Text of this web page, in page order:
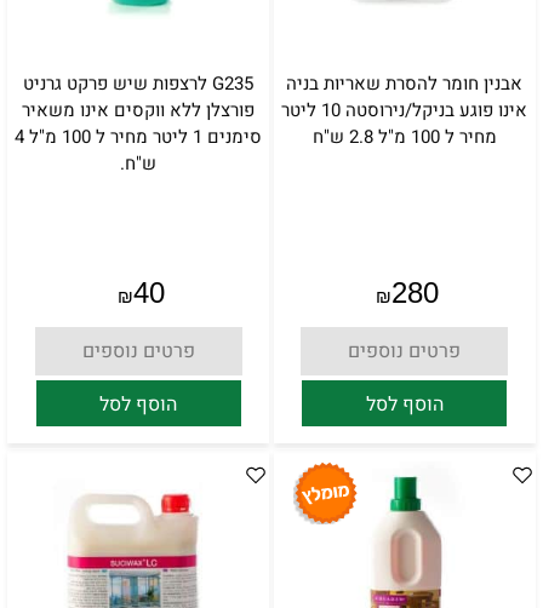
אבנין חומר להסרת שאריות בניה
אינו פוגע בניקל/נירוסטה 10 ליטר
מחיר ל 100 מ"ל 2.8 ש"ח
₪280
פרטים נוספים
הוסף לסל
G235 לרצפות שיש פרקט גרניט
פורצלן ללא ווקסים אינו משאיר
סימנים 1 ליטר מחיר ל 100 מ"ל 4
ש"ח.
₪40
פרטים נוספים
הוסף לסל